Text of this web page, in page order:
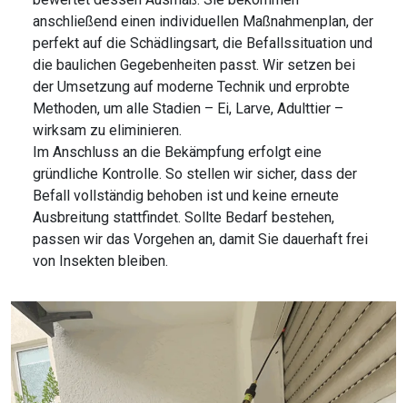
anschließend einen individuellen Maßnahmenplan, der
perfekt auf die Schädlingsart, die Befallssituation und
die baulichen Gegebenheiten passt. Wir setzen bei
der Umsetzung auf moderne Technik und erprobte
Methoden, um alle Stadien – Ei, Larve, Adulttier –
wirksam zu eliminieren.
Im Anschluss an die Bekämpfung erfolgt eine
gründliche Kontrolle. So stellen wir sicher, dass der
Befall vollständig behoben ist und keine erneute
Ausbreitung stattfindet. Sollte Bedarf bestehen,
passen wir das Vorgehen an, damit Sie dauerhaft frei
von Insekten bleiben.